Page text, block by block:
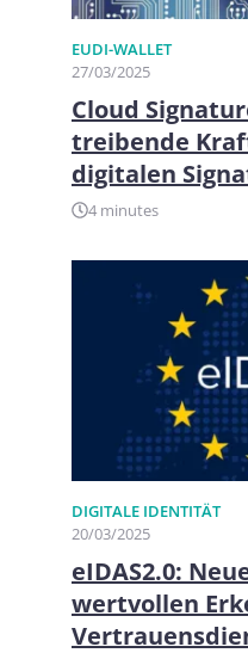
EUDI-WALLET
27/03/2025
Cloud
treibende
digitalen
4 minutes
DIGITALE IDENTITÄT
20/03/2025
eIDAS2.0:
wertvollen